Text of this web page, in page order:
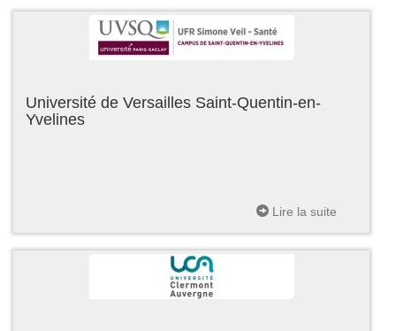
Université de Versailles Saint-Quentin-en-
Yvelines
Lire la suite